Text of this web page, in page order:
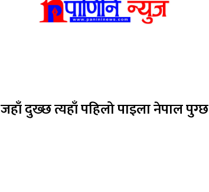
जहाँ दुख्छ त्यहाँ पहिलो पाइला नेपाल पुग्छ